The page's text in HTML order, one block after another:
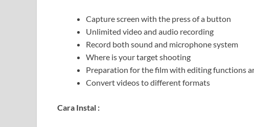
Capture screen with the press of a button
Unlimited video and audio recording
Record both sound and microphone system
Where is your target shooting
Preparation for the film with editing functions
Convert videos to different formats
Cara Instal :